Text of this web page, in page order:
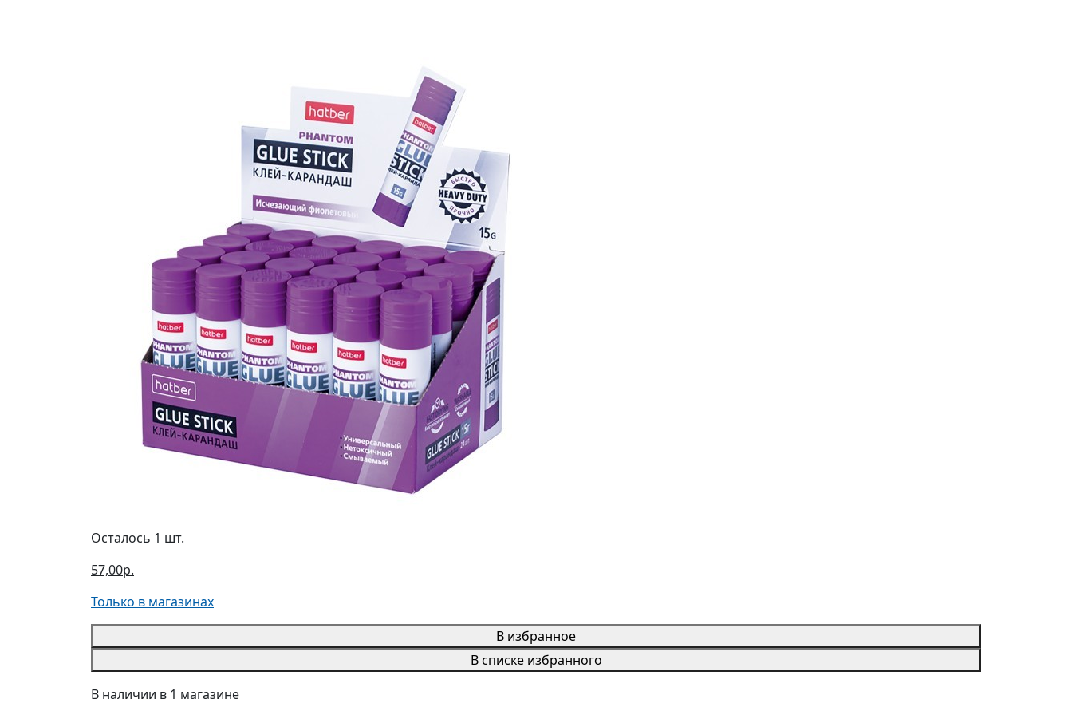
Осталось 1 шт.
57,00р.
Только в магазинах
В избранное
В списке избранного
В наличии в 1 магазине